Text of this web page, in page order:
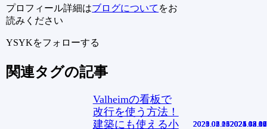
プロフィール詳細はブログについて をお
読みください
YSYKをフォローする
関連タグの記事
Valheimの看板で
改行を使う方法！
建築にも使える小
2021.02.252021.03.11
2021.08.06
2023.06.132024.05.02
2020.01.112024.05.30
2025.08.13
2025.03.062025.04.10
2025.02.07
2024.12.17